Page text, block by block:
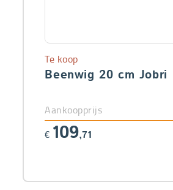
Beenwig 20 cm Jobri
Te koop
Aankoopprijs
€ 109,71